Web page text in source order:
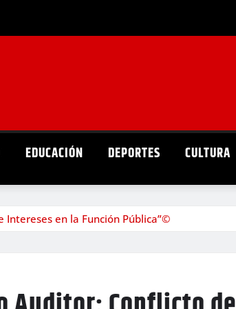
EDUCACIÓN DEPORTES CULTURA
Intereses en la Función Pública”©